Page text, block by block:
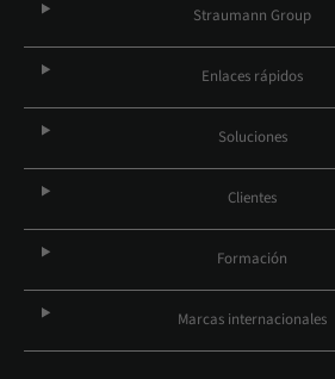
Straumann Group
Enlaces rápidos
Soluciones
Clientes
Formación
Marcas internacionales